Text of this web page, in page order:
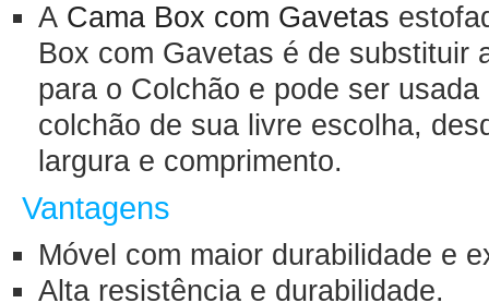
A Cama Box com Gavetas
Box com Gavetas é de substituir
para o Colchão e pode ser
colchão de sua livre escolha,
largura e comprimento.
Vantagens
Móvel com maior durabilidade e
Alta resistência e durabilidade.